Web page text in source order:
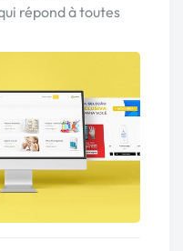
répond à toutes